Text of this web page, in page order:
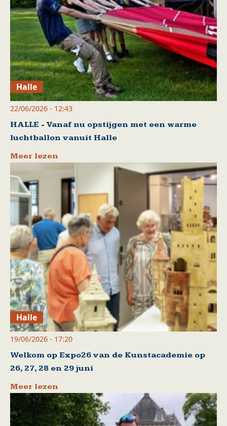
Halle
22/06/2026 - 12:43
HALLE - Vanaf nu opstijgen met een warme
luchtballon vanuit Halle
Meer lezen
Halle
19/06/2026 - 17:20
Welkom op Expo26 van de Kunstacademie op
26, 27, 28 en 29 juni
Meer lezen